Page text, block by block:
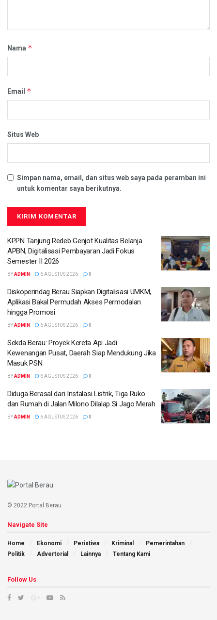
Nama *
Email *
Situs Web
Simpan nama, email, dan situs web saya pada peramban ini
untuk komentar saya berikutnya.
KPPN Tanjung Redeb Genjot Kualitas Belanja
APBN, Digitalisasi Pembayaran Jadi Fokus
Semester II 2026
BYADMIN 6 AGUSTUS 2026 0
Diskoperindag Berau Siapkan Digitalisasi UMKM,
Aplikasi Bakal Permudah Akses Permodalan
hingga Promosi
BYADMIN 6 AGUSTUS 2026 0
Sekda Berau: Proyek Kereta Api Jadi
Kewenangan Pusat, Daerah Siap Mendukung Jika
Masuk PSN
BYADMIN 6 AGUSTUS 2026 0
Diduga Berasal dari Instalasi Listrik, Tiga Ruko
dan Rumah di Jalan Milono Dilalap Si Jago Merah
BYADMIN 6 AGUSTUS 2026 0
© 2022 Portal Berau
Navigate Site
Home Ekonomi Peristiwa Kriminal
Pemerintahan
Politik
Advertorial Lainnya Tentang Kami
Follow Us